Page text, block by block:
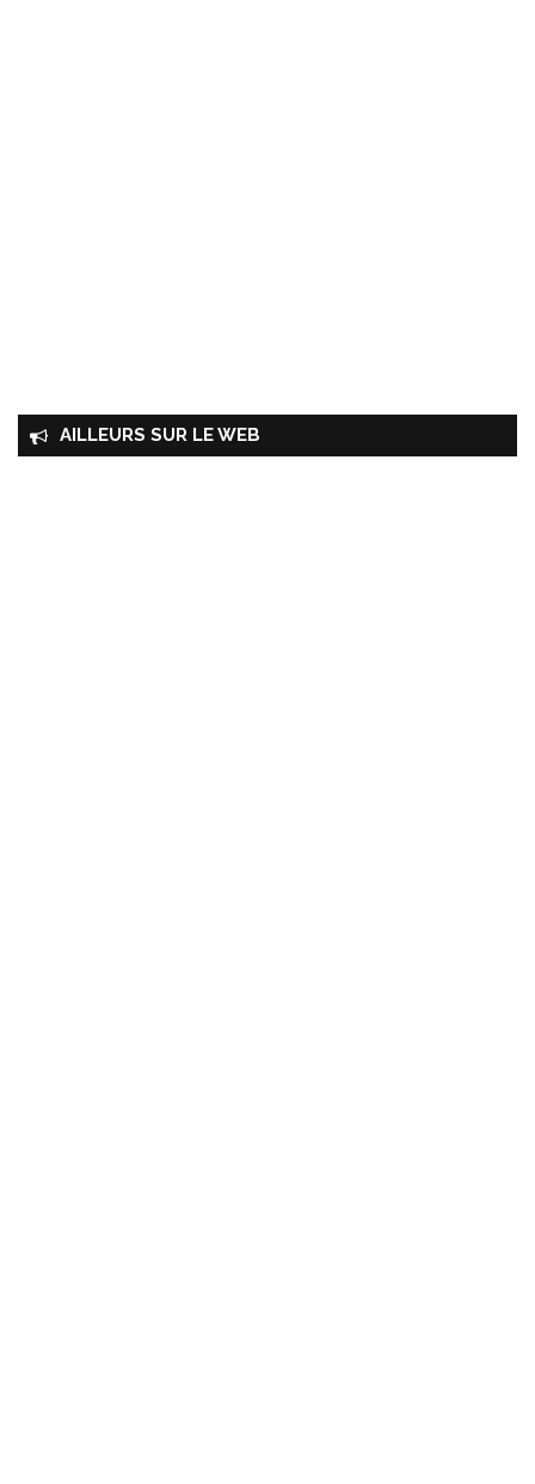
AILLEURS SUR LE WEB